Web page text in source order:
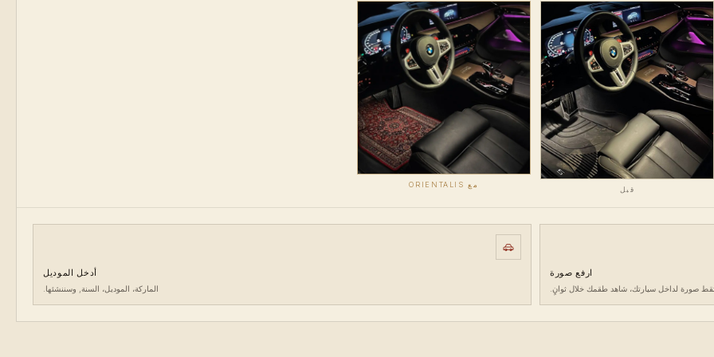
قبل
مع ORIENTALIS
ارفع صورة
صورة لداخل سيارتك، شاهد طقمك خلال ثوانٍ.
أدخل الموديل
الماركة، الموديل، السنة, وسننشئها.